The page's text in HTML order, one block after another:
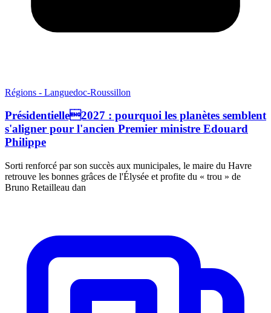
Régions - Languedoc-Roussillon
Présidentielle2027 : pourquoi les planètes semblent
s'aligner pour l'ancien Premier ministre Edouard
Philippe
Sorti renforcé par son succès aux municipales, le maire du Havre
retrouve les bonnes grâces de l'Élysée et profite du « trou » de
Bruno Retailleau dan